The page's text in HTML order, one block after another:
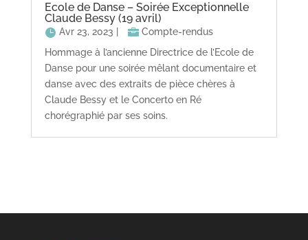
Ecole de Danse – Soirée Exceptionnelle
Claude Bessy (19 avril)
Avr 23, 2023
Compte-rendus
Hommage à l’ancienne Directrice de l’Ecole de
Danse pour une soirée mêlant documentaire et
danse avec des extraits de pièce chères à
Claude Bessy et le Concerto en Ré
chorégraphié par ses soins.